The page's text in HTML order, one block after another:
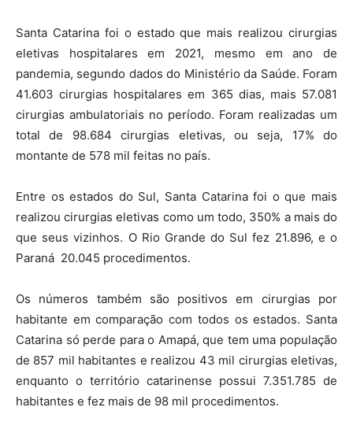
Santa Catarina foi o estado que mais realizou cirurgias
eletivas hospitalares em 2021, mesmo em ano de
pandemia, segundo dados do Ministério da Saúde. Foram
41.603 cirurgias hospitalares em 365 dias, mais 57.081
cirurgias ambulatoriais no período. Foram realizadas um
total de 98.684 cirurgias eletivas, ou seja, 17% do
montante de 578 mil feitas no país.
Entre os estados do Sul, Santa Catarina foi o que mais
realizou cirurgias eletivas como um todo, 350% a mais do
que seus vizinhos. O Rio Grande do Sul fez 21.896, e o
Paraná 20.045 procedimentos.
Os números também são positivos em cirurgias por
habitante em comparação com todos os estados. Santa
Catarina só perde para o Amapá, que tem uma população
de 857 mil habitantes e realizou 43 mil cirurgias eletivas,
enquanto o território catarinense possui 7.351.785 de
habitantes e fez mais de 98 mil procedimentos.